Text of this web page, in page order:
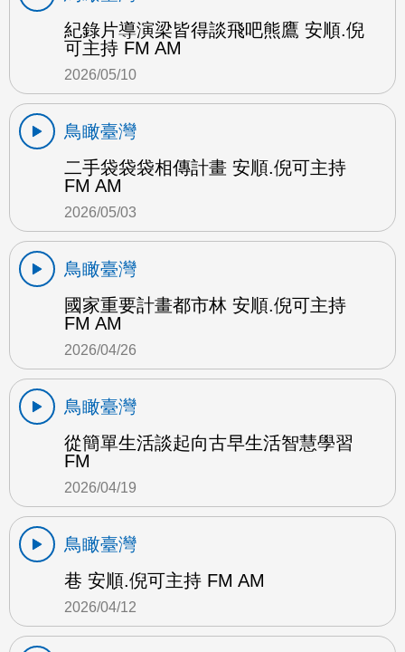
紀錄片導演梁皆得談飛吧熊鷹 安順.倪
可主持 FM AM
2026/05/10
鳥瞰臺灣
二手袋袋袋相傳計畫 安順.倪可主持
FM AM
2026/05/03
鳥瞰臺灣
國家重要計畫都市林 安順.倪可主持
FM AM
2026/04/26
鳥瞰臺灣
從簡單生活談起向古早生活智慧學習
FM
2026/04/19
鳥瞰臺灣
巷 安順.倪可主持 FM AM
2026/04/12